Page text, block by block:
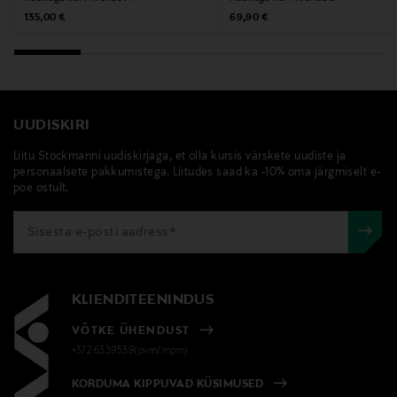
Original Price
135,00 €
Original Price
69,90 €
UUDISKIRI
Liitu Stockmanni uudiskirjaga, et olla kursis värskete uudiste ja
personaalsete pakkumistega. Liitudes saad ka -10% oma järgmiselt e-
poe ostult.
KLIENDITEENINDUS
VÕTKE ÜHENDUST
+372 6339539(pvm/mpm)
KORDUMA KIPPUVAD KÜSIMUSED